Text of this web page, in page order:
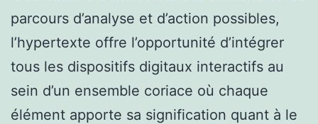
parcours d’analyse et d’action possibles,
l’hypertexte offre l’opportunité d’intégrer
tous les dispositifs digitaux interactifs au
sein d’un ensemble coriace où chaque
élément apporte sa signification quant à le